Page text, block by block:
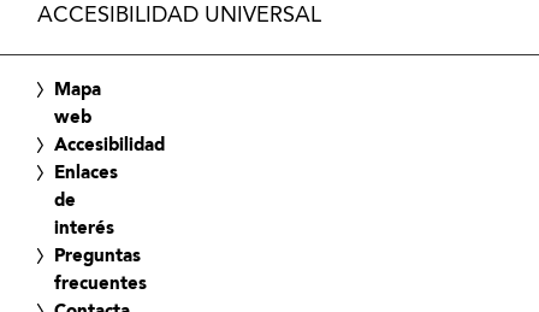
ACCESIBILIDAD UNIVERSAL
Mapa
web
Accesibilidad
Enlaces
de
interés
Preguntas
frecuentes